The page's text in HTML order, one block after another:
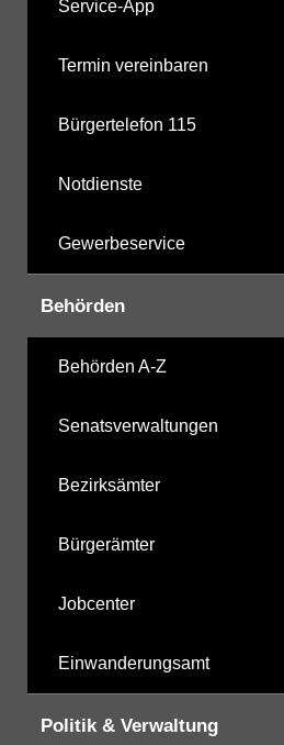
Service-App
Termin vereinbaren
Bürgertelefon 115
Notdienste
Gewerbeservice
Behörden
Behörden A-Z
Senatsverwaltungen
Bezirksämter
Bürgerämter
Jobcenter
Einwanderungsamt
Politik & Verwaltung